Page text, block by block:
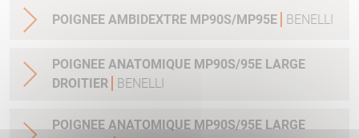
POIGNEE AMBIDEXTRE MP90S/MP95E BENELLI
POIGNEE ANATOMIQUE MP90S/95E LARGE
DROITIER
BENELLI
POIGNEE ANATOMIQUE MP90S/95E LARGE